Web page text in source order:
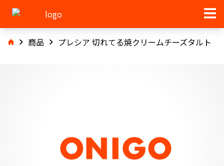
商品 プレシア 切れてる焼クリームチーズタルト